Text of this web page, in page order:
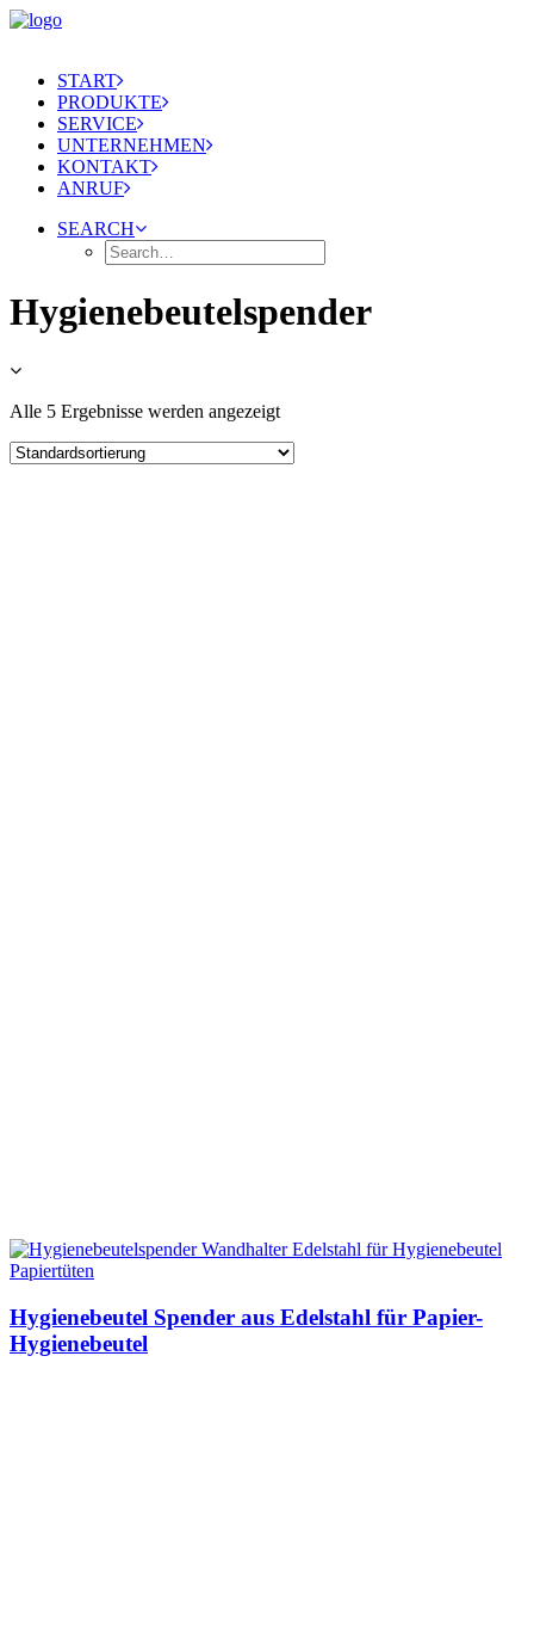
START
PRODUKTE
SERVICE
UNTERNEHMEN
KONTAKT
ANRUF
SEARCH
Hygienebeutelspender
Alle 5 Ergebnisse werden angezeigt
Hygienebeutel Spender aus Edelstahl für Papier-
Hygienebeutel